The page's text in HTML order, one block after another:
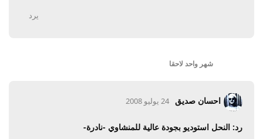
يرد
شهر واحد لاحقا
احسان صديق 24 يوليو 2008
رد: النحل استوديو بجودة عالية للمنشاوي -نادرة-